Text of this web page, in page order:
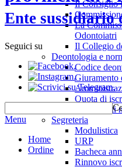
Ente sussidiario
Seguici su
.
.
.
Menu
Home
Ordine
Il Consiglio
La
Odontoiatri
Il Collegio
Deontologia e
Codice
Giuramento
Quota di
Riferimenti
Segreteria
Modulistica
URP
Bacheca
Rinnovo